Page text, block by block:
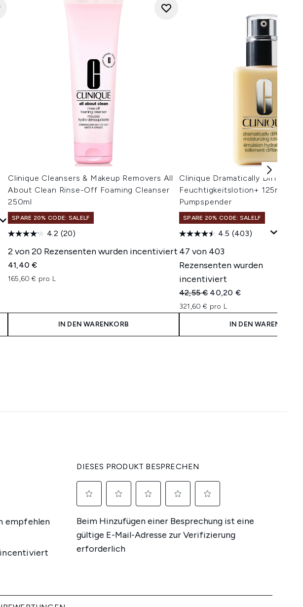
Clinique Cleansers & Makeup Removers All
About Clean Rinse-Off Foaming Cleanser
250ml
SPARE 20% CODE: SALELF
4.2 (20)
2 von 20 Rezensenten wurden incentiviert
41,40 €
165,60 € pro L
IN DEN WARENKORB
Clinique Dramatically Different
Feuchtigkeitslotion+ 125ml mit
Pumpspender
SPARE 20% CODE: SALELF
4.5 (403)
47 von 403
Rezensenten wurden
incentiviert
Unverbindliche Preisempfehlung:
42,55 € Aktueller Preis:
40,20 €
321,60 € pro L
IN DEN WARENKORB